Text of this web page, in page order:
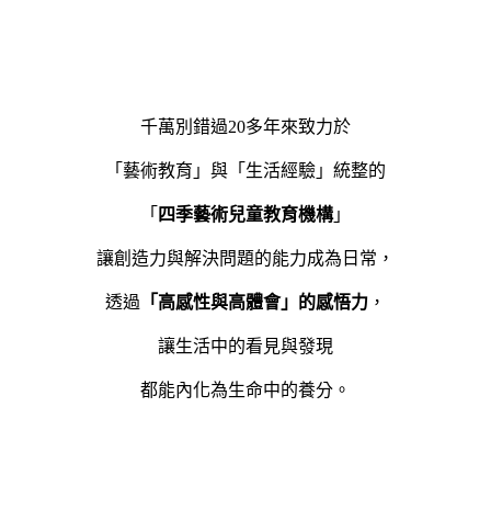
千萬別錯過20多年來致力於
「藝術教育」與「生活經驗」統整的
「 四季藝術兒童教育機構」
讓創造力與解決問題的能力成為日常，
透過 「高感性與高體會」的感悟力 ，
讓生活中的看見與發現
都能內化為生命中的養分。